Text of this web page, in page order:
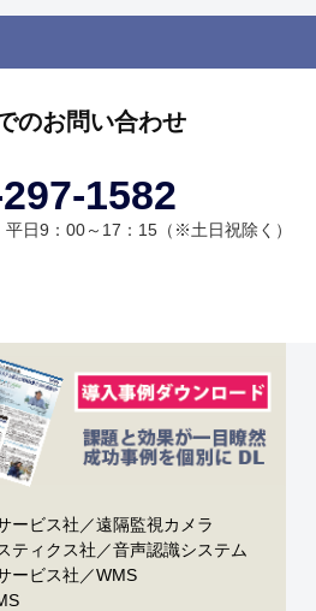
のお問い合わせ
1582
平日9：00～17：15（※土日祝除く）
ービス社／遠隔監視カメラ
ティクス社／音声認識システム
ービス社／WMS